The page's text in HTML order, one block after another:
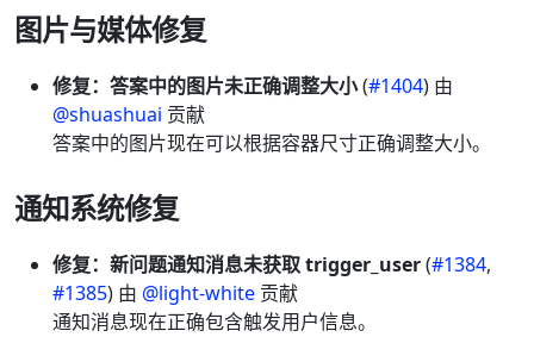
图片与媒体修复
修复：答案中的图片未正确调整大小(#1404) 由
@shuashuai 贡献
答案中的图片现在可以根据容器尺寸正确调整大小。
通知系统修复
修复：新问题通知消息未获取 trigger_user(#1384,
#1385) 由 @light-white 贡献
通知消息现在正确包含触发用户信息。